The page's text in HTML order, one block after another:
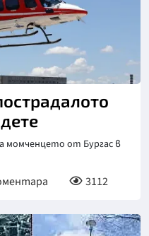
момченцето от Бургас в
3112